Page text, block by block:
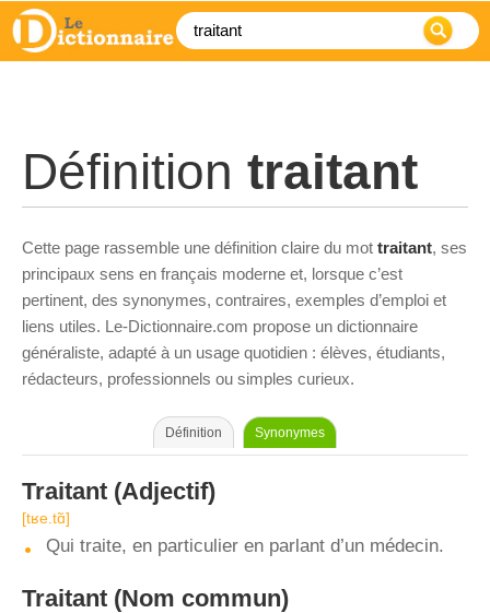
Définition traitant
Cette page rassemble une définition claire du mot traitant, ses
principaux sens en français moderne et, lorsque c’est
pertinent, des synonymes, contraires, exemples d’emploi et
liens utiles. Le-Dictionnaire.com propose un dictionnaire
généraliste, adapté à un usage quotidien : élèves, étudiants,
rédacteurs, professionnels ou simples curieux.
Définition Synonymes
Traitant (Adjectif)
[tʁe.tɑ̃]
Qui traite, en particulier en parlant d’un médecin.
Traitant (Nom commun)